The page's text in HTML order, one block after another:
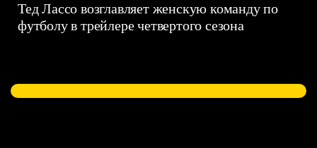
Тед Лассо возглавляет женскую команду по
футболу в трейлере четвертого сезона